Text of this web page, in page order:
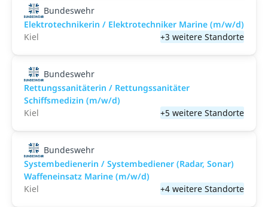
Bundeswehr
Elektrotechnikerin / Elektrotechniker Marine (m/w/d)
Kiel
+3 weitere Standorte
Bundeswehr
Rettungssanitäterin / Rettungssanitäter
Schiffsmedizin (m/w/d)
Kiel
+5 weitere Standorte
Bundeswehr
Systembedienerin / Systembediener (Radar, Sonar)
Waffeneinsatz Marine (m/w/d)
Kiel
+4 weitere Standorte